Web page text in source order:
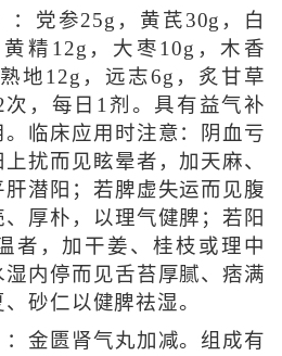
：党参25g，黄芪30g，白
精12g，大枣10g，木香
地12g，远志6g，炙甘草
，每日1剂。具有益气补
临床应用时注意：阴血亏
扰而见眩晕者，加天麻、
潜阳；若脾虚失运而见腹
厚朴，以理气健脾；若阳
者，加干姜、桂枝或理中
内停而见舌苔厚腻、痞满
砂仁以健脾祛湿。
金匮肾气丸加减。组成有